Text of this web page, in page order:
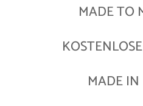
MADE TO
MADE